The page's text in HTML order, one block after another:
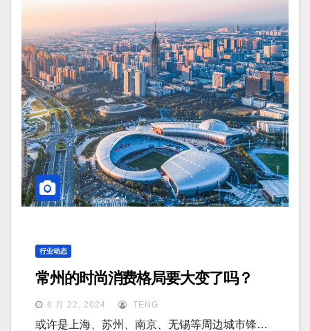
行业动态
常州的时尚消费格局要大变了吗？
6 月 22, 2024 TENG
或许是上海、苏州、南京、无锡等周边城市锋…